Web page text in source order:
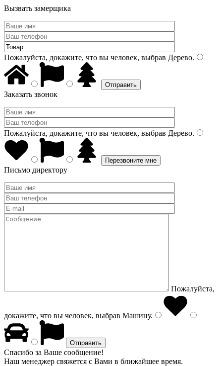
Вызвать замерщика
Пожалуйста, докажите, что вы человек, выбрав Дерево.
Заказать звонок
Пожалуйста, докажите, что вы человек, выбрав Дерево.
Письмо директору
Пожалуйста,
докажите, что вы человек, выбрав Машину.
Спасибо за Ваше сообщение!
Наш менеджер свяжется с Вами в ближайшее время.